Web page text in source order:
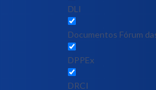
DLI
Documentos Fórum
DPPEx
DRCI